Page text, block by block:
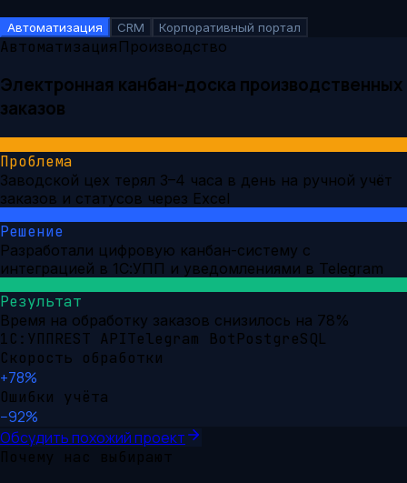
Автоматизация CRM Корпоративный портал
Автоматизация Производство
Электронная канбан-доска производственных
заказов
Проблема
Заводской цех терял 3–4 часа в день на ручной учёт
заказов и статусов через Excel
Решение
Разработали цифровую канбан-систему с
интеграцией в 1С:УПП и уведомлениями в Telegram
Результат
Время на обработку заказов снизилось на 78%
1С:УППREST APITelegram BotPostgreSQL
Скорость обработки
+78%
Ошибки учёта
−92%
Обсудить похожий проект
Почему нас выбирают